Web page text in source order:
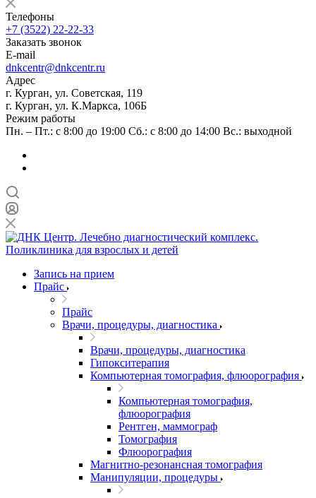
Телефоны
+7 (3522) 22-22-33
Заказать звонок
E-mail
dnkcentr@dnkcentr.ru
Адрес
г. Курган, ул. Советская, 119
г. Курган, ул. К.Маркса, 106Б
Режим работы
Пн. – Пт.: с 8:00 до 19:00 Сб.: с 8:00 до 14:00 Вс.: выходной
Запись на прием
Прайс
Прайс
Врачи, процедуры, диагностика
Врачи, процедуры, диагностика
Гипокситерапия
Компьютерная томография, флюорография
Компьютерная томография,
флюорография
Рентген, маммограф
Томография
Флюорография
Магнитно-резонансная томография
Манипуляции, процедуры